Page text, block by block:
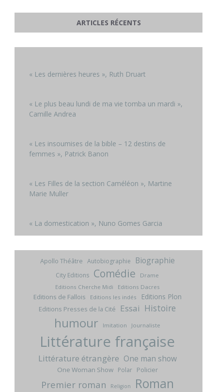
ARTICLES RÉCENTS
« Les dernières heures », Ruth Druart
« Le plus beau lundi de ma vie tomba un mardi »,
Camille Andrea
« Les insoumises de la bible – 12 destins de
femmes », Patrick Banon
« Les Filles de la section Caméléon », Martine
Marie Muller
« La domestication », Nuno Gomes Garcia
Apollo Théâtre Autobiographie Biographie
City Editions Comédie
Drame
Editions Cherche Midi
Editions Dacres
Editions de Fallois Editions les indés Editions Plon
Editions Presses de la Cité Essai Histoire
humour Imitation Journaliste
Littérature française
Littérature étrangère One man show
One Woman Show Polar Policier
Premier roman Religion Roman